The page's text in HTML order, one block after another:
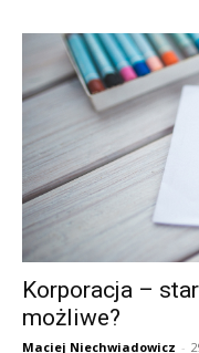
Korporacja –
możliwe?
Maciej Niechwiadowicz -